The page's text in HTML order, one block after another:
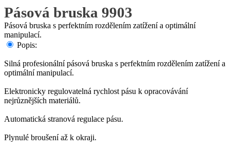
Pásová bruska 9903
Pásová bruska s perfektním rozdělením zatížení a optimální
manipulací.
Popis:
Silná profesionální pásová bruska s perfektním rozdělením zatížení a
optimální manipulací.
Elektronicky regulovatelná rychlost pásu k opracovávání
nejrůznějších materiálů.
Automatická stranová regulace pásu.
Plynulé broušení až k okraji.